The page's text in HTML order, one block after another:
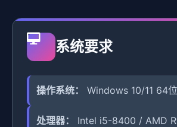
系统要求
操作系统： Windows 10/11 64位
处理器：
Intel i5-8400 / AMD